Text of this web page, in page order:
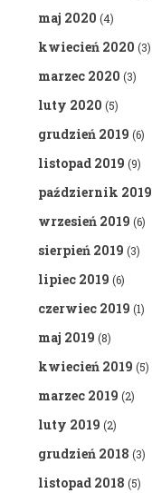
maj 2020 (4)
kwiecień 2020 (3)
marzec 2020 (3)
luty 2020 (5)
grudzień 2019 (6)
listopad 2019 (9)
październik 2019
wrzesień 2019 (6)
sierpień 2019 (3)
lipiec 2019 (6)
czerwiec 2019 (1)
maj 2019 (8)
kwiecień 2019 (5)
marzec 2019 (2)
luty 2019 (2)
grudzień 2018 (3)
listopad 2018 (5)